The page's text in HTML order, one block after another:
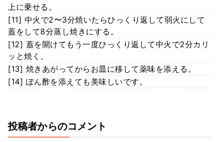
上に乗せる。
[11] 中火で2〜3分焼いたらひっくり返して弱火にして
蓋をして8分蒸し焼きにする。
[12] 蓋を開けてもう一度ひっくり返して中火で2分カリ
ッと焼く。
[13] 焼きあがってからお皿に移して薬味を添える。
[14] ぽん酢を添えても美味しいです。
投稿者からのコメント